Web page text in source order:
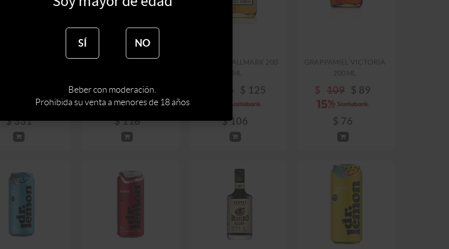
GANCIA
950 ML
$331
$ 180 $ 139
$118
WHISKY HALLMARK 200
ML
135 $ 125
$106
GRAPPAMIEL VICTORIA
200 ML
$ 109 $ 89
$ 76
SÍ NO
Beber con moderación.
Prohibida su venta a menores de 18 años